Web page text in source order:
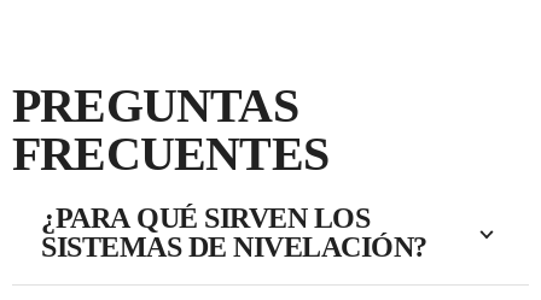
PREGUNTAS
FRECUENTES
¿PARA QUÉ SIRVEN LOS
SISTEMAS DE NIVELACIÓN?